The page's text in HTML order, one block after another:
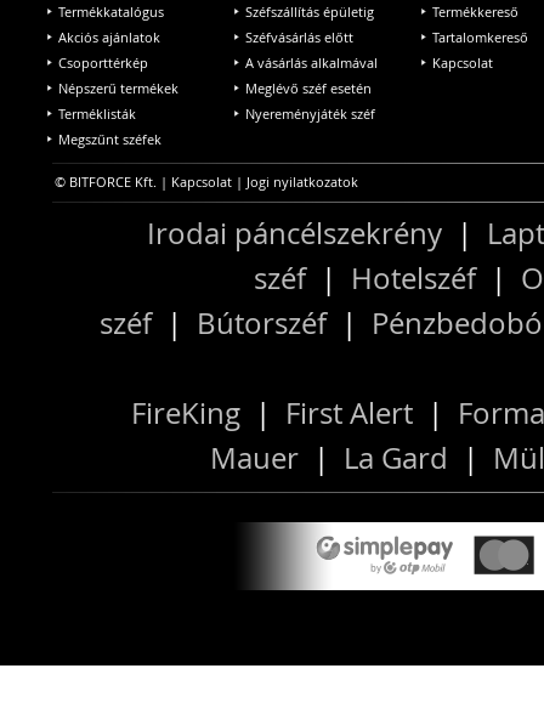
Termékkatalógus
Akciós ajánlatok
Csoporttérkép
Népszerű termékek
Terméklisták
Megszűnt széfek
Széfszállítás épületig
Széfvásárlás előtt
A vásárlás alkalmával
Meglévő széf esetén
Nyereményjáték széf
Termékkereső
Tartalomkereső
Kapcsolat
© BITFORCE Kft. | Kapcsolat | Jogi nyilatkozatok
Irodai páncélszekrény |
széf| Hotelszéf|
széf| Bútorszéf|
FireKing | First Alert |
Mauer | La Gard |